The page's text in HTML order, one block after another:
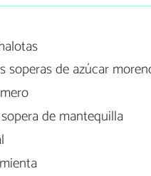
soperas de azúcar
de mantequilla